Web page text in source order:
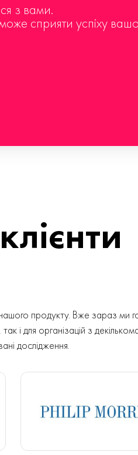
з вами.
сприяти успіху
продукту. Вже зараз ми
і для організацій з
дослідження.